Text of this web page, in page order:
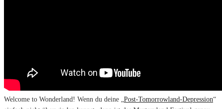
Welcome to Wonderland! Wenn du deine „Post-Tomorrowland-Depression“